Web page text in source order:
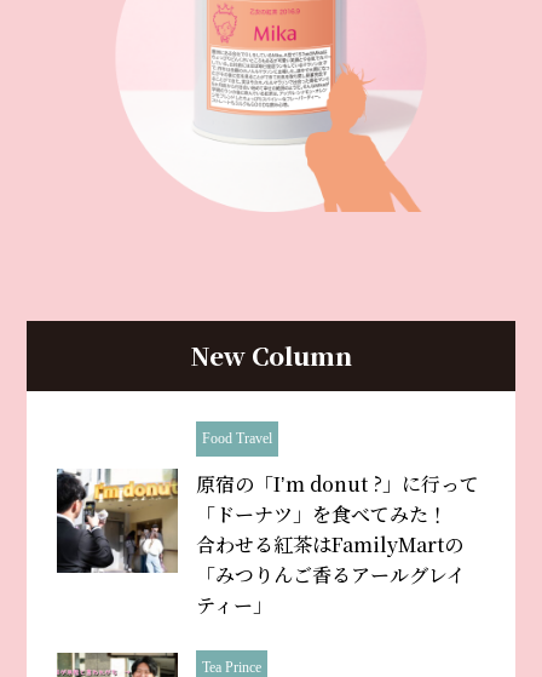
New Column
Food Travel
原宿の「Iʼm donut ?」に行って
「ドーナツ」を食べてみた！
合わせる紅茶はFamilyMartの
「みつりんご香るアールグレイ
ティー」
Tea Prince